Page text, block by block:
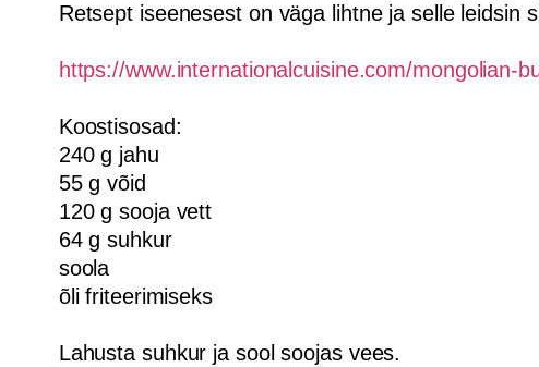
Retsept iseenesest on väga lihtne ja selle leidsin
https://www.internationalcuisine.com/mongolian-
Koostisosad:
240 g jahu
55 g võid
120 g sooja vett
64 g suhkur
soola
õli friteerimiseks
Lahusta suhkur ja sool soojas vees.